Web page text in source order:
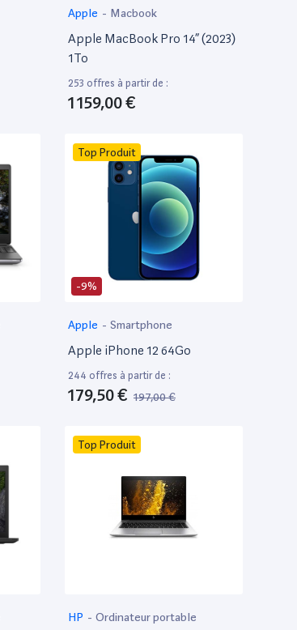
Apple - Macbook
Apple MacBook Pro 14” (2023)
1To
253 offres à partir de :
1 159,00 €
-9%
Top Produit
Apple - Smartphone
Apple iPhone 12 64Go
244 offres à partir de :
179,50 € 197,00 €
Top Produit
HP - Ordinateur portable